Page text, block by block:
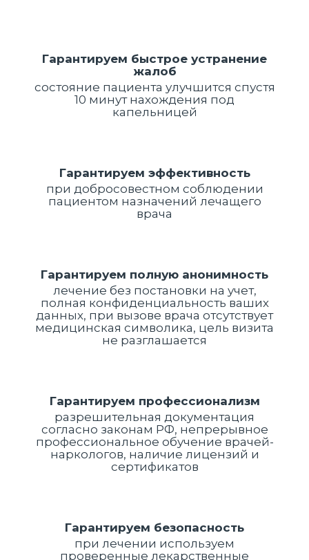
Гарантируем быстрое устранение
жалоб
состояние пациента улучшится спустя
10 минут нахождения под
капельницей
Гарантируем эффективность
при добросовестном соблюдении
пациентом назначений лечащего
врача
Гарантируем полную анонимность
лечение без постановки на учет,
полная конфиденциальность ваших
данных, при вызове врача отсутствует
медицинская символика, цель визита
не разглашается
Гарантируем профессионализм
разрешительная документация
согласно законам РФ, непрерывное
профессиональное обучение врачей-
наркологов, наличие лицензий и
сертификатов
Гарантируем безопасность
при лечении используем
проверенные лекарственные